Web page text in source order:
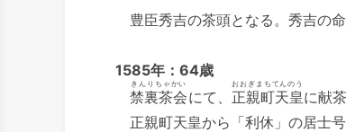
豊臣秀吉の茶頭となる。秀吉の
1585年：64歳
禁裏茶会
きんりちゃかい
にて、 正親町天皇
おおぎまちてんのう
に献茶
正親町天皇から「利休」の居士